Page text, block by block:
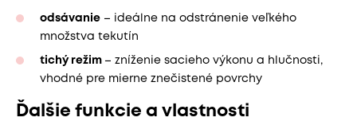
odsávanie – ideálne na odstránenie veľkého
množstva tekutín
tichý režim – zníženie sacieho výkonu a hlučnosti,
vhodné pre mierne znečistené povrchy
Ďalšie funkcie a vlastnosti